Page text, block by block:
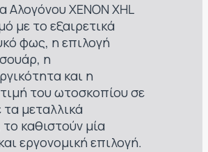
Αλογόνου XENON XHL
με το εξαιρετικά
φως, η επιλογή
η
και η
του ωτοσκοπίου σε
τα μεταλλικά
καθιστούν μία
εργονομική επιλογή.